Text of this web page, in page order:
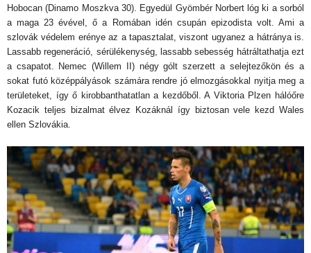
Hobocan (Dinamo Moszkva 30). Egyedül Gyömbér Norbert lóg ki a sorból
a maga 23 évével, ő a Romában idén csupán epizodista volt. Ami a
szlovák védelem erénye az a tapasztalat, viszont ugyanez a hátránya is.
Lassabb regeneráció, sérülékenység, lassabb sebesség hátráltathatja ezt
a csapatot. Nemec (Willem II) négy gólt szerzett a selejtezőkön és a
sokat futó középpályások számára rendre jó elmozgásokkal nyitja meg a
területeket, így ő kirobbanthatatlan a kezdőből. A Viktoria Plzen hálóőre
Kozacik teljes bizalmat élvez Kozáknál így biztosan vele kezd Wales
ellen Szlovákia.